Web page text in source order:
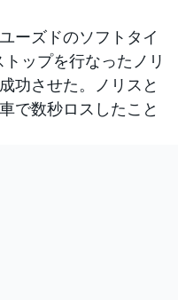
ーズドのソフトタイ
ップを行なったノリ
功させた。ノリスと
で数秒ロスしたこと